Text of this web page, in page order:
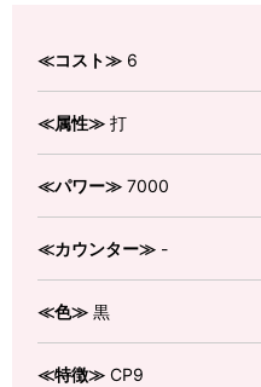
≪コスト≫ 6
≪属性≫ 打
≪パワー≫ 7000
≪カウンター≫ -
≪色≫ 黒
≪特徴≫ CP9